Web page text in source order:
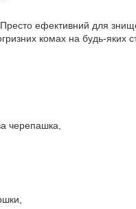
Престо ефективний для
комах на будь-яких
черепашка,